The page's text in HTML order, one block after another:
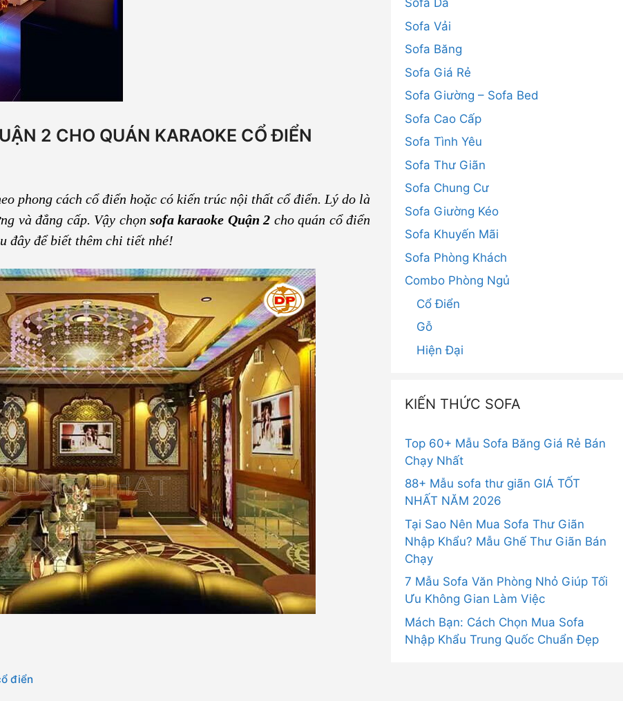
2 CHO QUÁN KARAOKE CỔ ĐIỂN
phong cách cổ điển hoặc có kiến trúc nội thất cổ điển. Lý do là
và đẳng cấp. Vậy chọn sofa karaoke Quận 2 cho quán cổ điển
đây để biết thêm chi tiết nhé!
điển
Sofa Da
Sofa Vải
Sofa Băng
Sofa Giá Rẻ
Sofa Giường – Sofa Bed
Sofa Cao Cấp
Sofa Tình Yêu
Sofa Thư Giãn
Sofa Chung Cư
Sofa Giường Kéo
Sofa Khuyến Mãi
Sofa Phòng Khách
Combo Phòng Ngủ
Cổ Điển
Gỗ
Hiện Đại
KIẾN THỨC SOFA
Top 60+ Mẫu Sofa Băng Giá Rẻ Bán
Chạy Nhất
88+ Mẫu sofa thư giãn GIÁ TỐT
NHẤT NĂM 2026
Tại Sao Nên Mua Sofa Thư Giãn
Nhập Khẩu? Mẫu Ghế Thư Giãn Bán
Chạy
7 Mẫu Sofa Văn Phòng Nhỏ Giúp Tối
Ưu Không Gian Làm Việc
Mách Bạn: Cách Chọn Mua Sofa
Nhập Khẩu Trung Quốc Chuẩn Đẹp